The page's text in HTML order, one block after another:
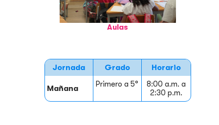
Aulas
Jornada Grado Horario
Mañana Primero a 5°
8:00 a.m. a
2:30 p.m.